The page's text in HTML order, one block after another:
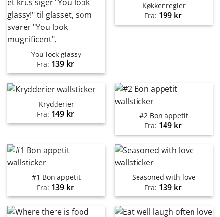
You look glassy
Fra: 139 kr
Køkkenregler
Fra: 199 kr
Krydderier
Fra: 149 kr
#2 Bon appetit
Fra: 149 kr
#1 Bon appetit
Fra: 139 kr
Seasoned with love
Fra: 139 kr